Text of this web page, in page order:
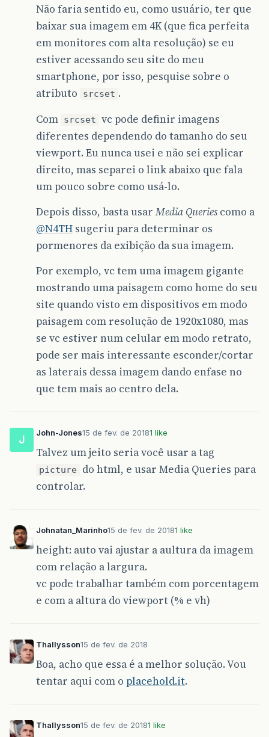
Não faria sentido eu, como usuário, ter que
baixar sua imagem em 4K (que fica perfeita
em monitores com alta resolução) se eu
estiver acessando seu site do meu
smartphone, por isso, pesquise sobre o
atributo
srcset .
Com srcset vc pode definir imagens
diferentes dependendo do tamanho do seu
viewport. Eu nunca usei e não sei explicar
direito, mas separei o link abaixo que fala
um pouco sobre como usá-lo.
Depois disso, basta usarMedia Queriescomo a
@N4TH sugeriu para determinar os
pormenores da exibição da sua imagem.
Por exemplo, vc tem uma imagem gigante
mostrando uma paisagem como home do seu
site quando visto em dispositivos em modo
paisagem com resolução de 1920x1080, mas
se vc estiver num celular em modo retrato,
pode ser mais interessante esconder/cortar
as laterais dessa imagem dando enfase no
que tem mais ao centro dela.
J
John-Jones15 de fev. de 20181 like
Talvez um jeito seria você usar a tag
picture do html, e usar Media Queries para
controlar.
Johnatan_Marinho15 de fev. de 20181 like
height: auto vai ajustar a aultura da imagem
com relação a largura.
vc pode trabalhar também com porcentagem
e com a altura do viewport (% e vh)
Thallysson15 de fev. de 2018
Boa, acho que essa é a melhor solução. Vou
tentar aqui com o placehold.it.
Thallysson15 de fev. de 20181 like